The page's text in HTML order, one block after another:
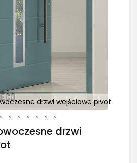
drzwi wejściowe pivot
drzwi